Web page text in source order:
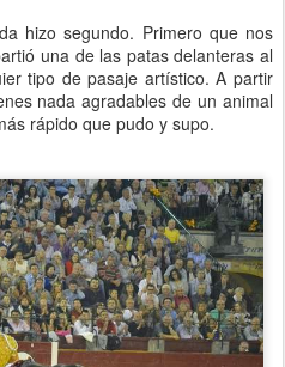
hizo segundo. Primero que nos
una de las patas delanteras al
tipo de pasaje artístico. A partir
nada agradables de un animal
rápido que pudo y supo.